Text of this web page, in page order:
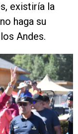
existiría la
haga su
Andes.